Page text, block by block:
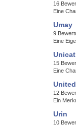
16
Eine
Umay
9
Eine
Unicat
15
Eine
12
Ein
Urin
10